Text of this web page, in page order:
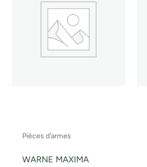
Pièces d'armes
WARNE MAXIMA